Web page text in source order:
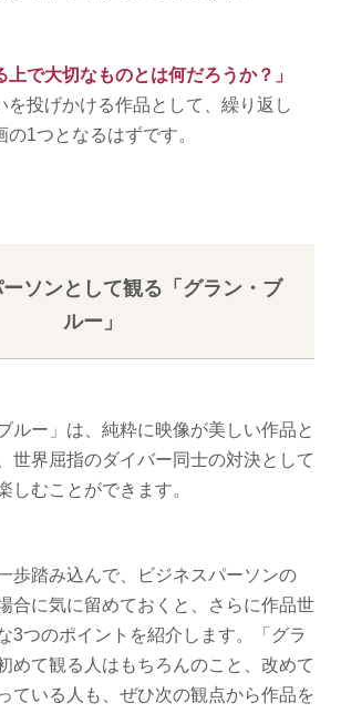
上で大切なものとは何だろうか？」
を投げかける作品として、繰り返し
1つとなるはずです。
ソンとして観る「グラン・ブ
ルー」
ルー」は、純粋に映像が美しい作品と
世界屈指のダイバー同士の対決として
しむことができます。
歩踏み込んで、ビジネスパーソンの
合に気に留めておくと、さらに作品世
3つのポイントを紹介します。「グラ
めて観る人はもちろんのこと、改めて
ている人も、ぜひ次の観点から作品を